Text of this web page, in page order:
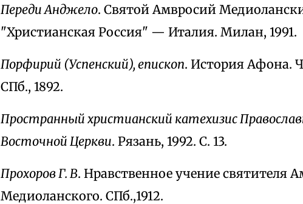
Переди Анджело. Святой Амвросий
"Христианская Россия" — Италия. Милан, 1991.
Порфирий (Успенский), епископ. История Афона.
СПб., 1892.
Пространный христианский катехизис
Восточной Церкви. Рязань, 1992. С. 13.
Прохоров Г. В. Нравственное учение святителя
Медиоланского. СПб.,1912.